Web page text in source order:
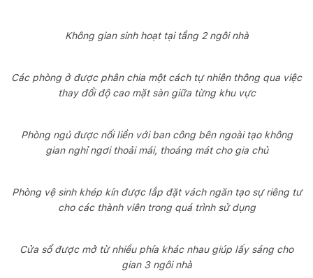
Không gian sinh hoạt tại tầng 2 ngôi nhà
Các phòng ở được phân chia một cách tự nhiên thông qua việc
thay đổi độ cao mặt sàn giữa từng khu vực
Phòng ngủ được nối liền với ban công bên ngoài tạo không
gian nghỉ ngơi thoải mái, thoáng mát cho gia chủ
Phòng vệ sinh khép kín được lắp đặt vách ngăn tạo sự riêng tư
cho các thành viên trong quá trình sử dụng
Cửa sổ được mở từ nhiều phía khác nhau giúp lấy sáng cho
gian 3 ngôi nhà